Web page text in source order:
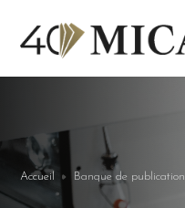
Accueil Banque de publication